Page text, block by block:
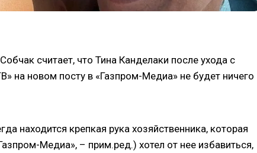
считает, что Тина Канделаки после ухода с
на новом посту в «Газпром-Медиа» не будет ничего
находится крепкая рука хозяйственника, которая
Медиа», – прим.ред.) хотел от нее избавиться,